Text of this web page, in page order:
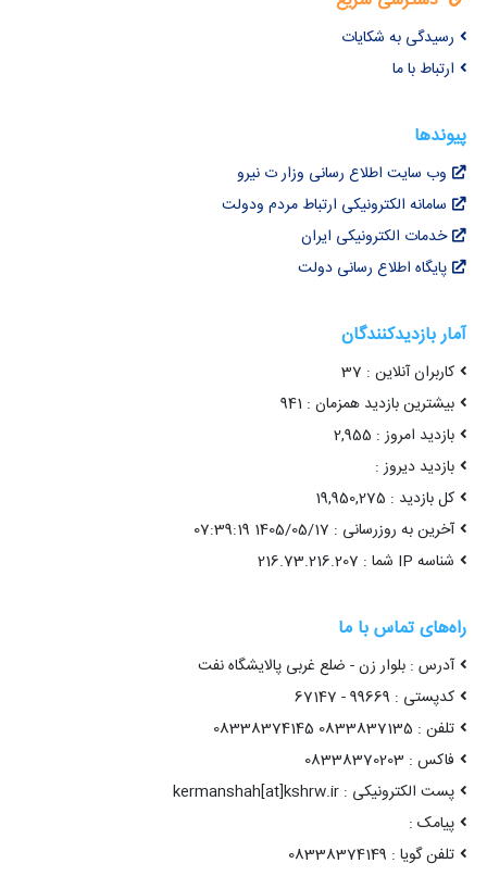
رسیدگی به شکایات
ارتباط با ما
پیوندها
وب سایت اطلاع رسانی وزار ت نیرو
سامانه الکترونیکی ارتباط مردم ودولت
خدمات الکترونیکی ایران
پایگاه اطلاع رسانی دولت
آمار بازدیدکنندگان
کاربران آنلاین : 37
بیشترین بازدید همزمان : 941
بازدید امروز : 2,955
بازدید دیروز :
کل بازدید : 19,950,275
آخرین به روزرسانی : 1405/05/17 07:39:19
شناسه IP شما : 216.73.216.207
راه‌های تماس با ما
آدرس : بلوار زن - ضلع غربی پالایشگاه نفت
کدپستی : 99669 - 67147
تلفن : 0833837135 08338374145
فاکس : 08338370203
پست الکترونیکی : kermanshah[at]kshrw.ir
پیامک :
تلفن گویا : 08338374149